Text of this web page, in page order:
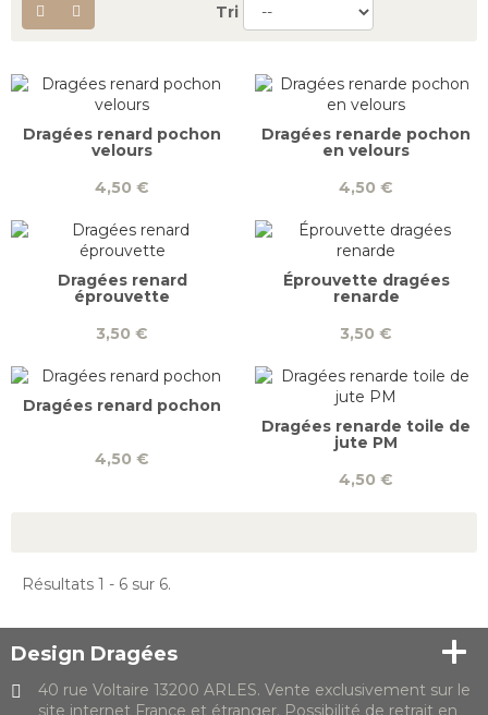
Tri
Dragées renard pochon
velours
4,50 €
Dragées renarde pochon
en velours
4,50 €
Dragées renard
éprouvette
3,50 €
Éprouvette dragées
renarde
3,50 €
Dragées renard pochon
4,50 €
Dragées renarde toile de
jute PM
4,50 €
Résultats 1 - 6 sur 6.
Design Dragées
40 rue Voltaire 13200 ARLES. Vente exclusivement sur le
site internet France et étranger. Possibilité de retrait en